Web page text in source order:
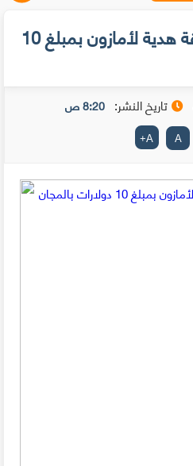
كيف تحصل على بطاقة هدية لأمازون بمبلغ 10
تاريخ النشر: 8:20 ص
A
A
+